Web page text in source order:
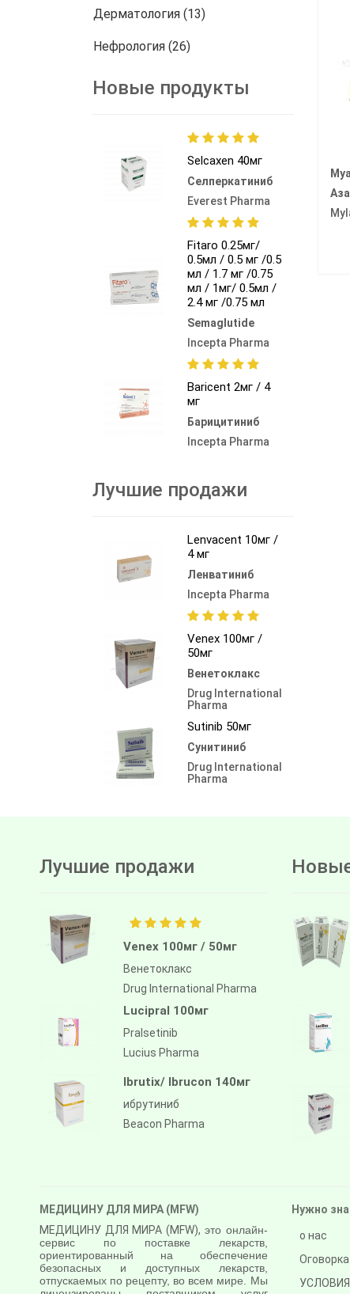
Дерматология (13)
Нефрология (26)
онкология (772)
Новые продукты
Selcaxen 40мг
Селперкатиниб
Everest Pharma
Fitaro 0.25мг/
0.5мл / 0.5 мг /0.5
мл / 1.7 мг /0.75
мл / 1мг/ 0.5мл /
2.4 мг /0.75 мл
Semaglutide
Incepta Pharma
Baricent 2мг / 4
мг
Барицитиниб
Incepta Pharma
Лучшие продажи
Lenvacent 10мг /
4 мг
Ленватиниб
Incepta Pharma
Venex 100мг /
50мг
Венетоклакс
Drug International
Pharma
Sutinib 50мг
Сунитиниб
Drug International
Pharma
Лучшие продажи
Venex 100мг / 50мг
Венетоклакс
Drug International Pharma
Lucipral 100мг
Pralsetinib
Lucius Pharma
Ibrutix/ Ibrucon 140мг
ибрутиниб
Beacon Pharma
МЕДИЦИНУ ДЛЯ МИРА (MFW)
МЕДИЦИНУ ДЛЯ МИРА (MFW), это онлайн-
сервис по поставке лекарств,
ориентированный на обеспечение
безопасных и доступных лекарств,
отпускаемых по рецепту, во всем мире. Мы
Нужно
о нас
Оговорка